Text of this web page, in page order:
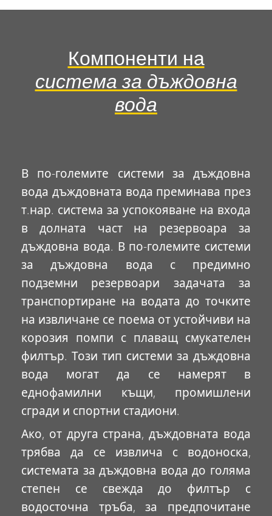
Компоненти на
система за дъждовна
вода
В по-големите системи за дъждовна
вода дъждовната вода преминава през
т.нар. система за успокояване на входа
в долната част на резервоара за
дъждовна вода. В по-големите системи
за дъждовна вода с предимно
подземни резервоари задачата за
транспортиране на водата до точките
на извличане се поема от устойчиви на
корозия помпи с плаващ смукателен
филтър. Този тип системи за дъждовна
вода могат да се намерят в
еднофамилни къщи, промишлени
сгради и спортни стадиони.
Ако, от друга страна, дъждовната вода
трябва да се извлича с водоноска,
системата за дъждовна вода до голяма
степен се свежда до филтър с
водосточна тръба, за предпочитане